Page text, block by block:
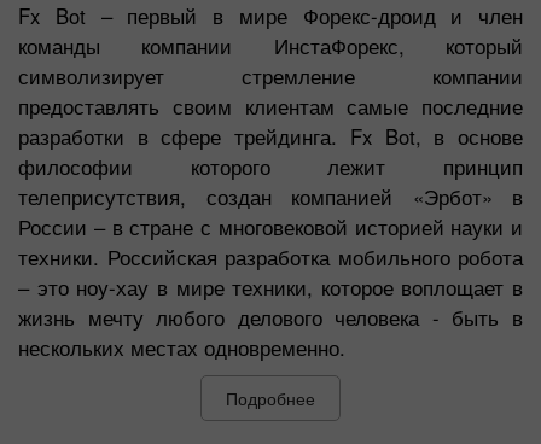
Fx Bot – первый в мире Форекс-дроид и член
команды компании ИнстаФорекс, который
символизирует стремление компании
предоставлять своим клиентам самые последние
разработки в сфере трейдинга. Fx Bot, в основе
философии которого лежит принцип
телеприсутствия, создан компанией «Эрбот» в
России – в стране с многовековой историей науки и
техники. Российская разработка мобильного робота
– это ноу-хау в мире техники, которое воплощает в
жизнь мечту любого делового человека - быть в
нескольких местах одновременно.
Подробнее